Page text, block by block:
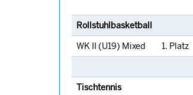
Rollstuhlbasketball
WK II (U19) Mixed
1. Platz
Tischtennis